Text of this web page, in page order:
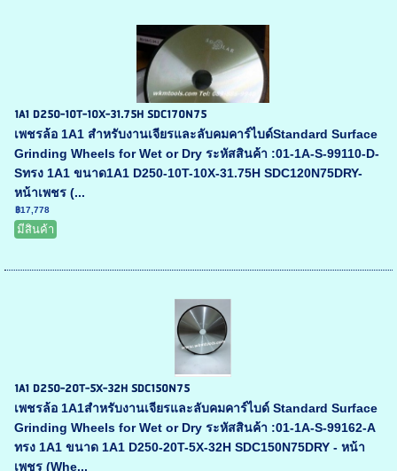
1A1 D250-10T-10X-31.75H SDC170N75
เพชรล้อ 1A1 สำหรับงานเจียรและลับคมคาร์ไบด์Standard Surface
Grinding Wheels for Wet or Dry ระหัสสินค้า :01-1A-S-99110-D-
Sทรง 1A1 ขนาด1A1 D250-10T-10X-31.75H SDC120N75DRY-
หน้าเพชร (...
฿17,778
มีสินค้า
1A1 D250-20T-5X-32H SDC150N75
เพชรล้อ 1A1สำหรับงานเจียรและลับคมคาร์ไบด์ Standard Surface
Grinding Wheels for Wet or Dry ระหัสสินค้า :01-1A-S-99162-A
ทรง 1A1 ขนาด 1A1 D250-20T-5X-32H SDC150N75DRY - หน้า
เพชร (Whe...